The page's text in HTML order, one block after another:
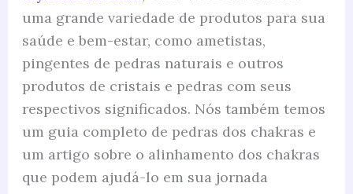
uma grande variedade de produtos para sua
saúde e bem-estar, como ametistas,
pingentes de pedras naturais e outros
produtos de cristais e pedras com seus
respectivos significados. Nós também temos
um guia completo de pedras dos chakras e
um artigo sobre o alinhamento dos chakras
que podem ajudá-lo em sua jornada